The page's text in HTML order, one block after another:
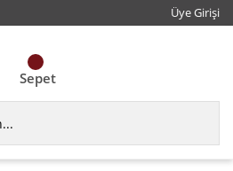
Üye Girişi
Sepet